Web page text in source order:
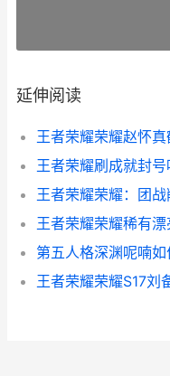
延伸阅读
王者荣耀刷成就封
王者荣耀荣耀：团
王者荣耀荣耀稀有